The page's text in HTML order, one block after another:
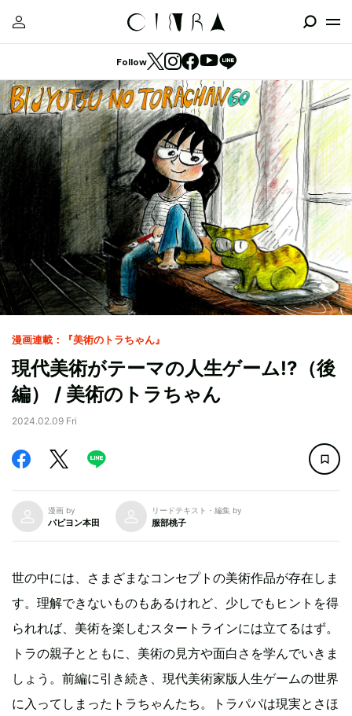
Follow
漫画連載：『美術のトラちゃん』
現代美術がテーマの人生ゲーム!?（後
編） / 美術のトラちゃん
2024.02.09 Fri
漫画 by
パピヨン本田
リードテキスト・編集 by
服部桃子
世の中には、さまざまなコンセプトの美術作品が存在しま
す。理解できないものもあるけれど、少しでもヒントを得
られれば、美術を楽しむスタートラインには立てるはず。
トラの親子とともに、美術の見方や面白さを学んでいきま
しょう。前編に引き続き、現代美術家版人生ゲームの世界
に入ってしまったトラちゃんたち。トラパパは現実とさほ